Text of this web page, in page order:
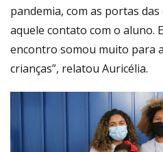
pandemia, com as portas das
aquele contato com o aluno.
encontro somou muito para
crianças”, relatou Auricélia.